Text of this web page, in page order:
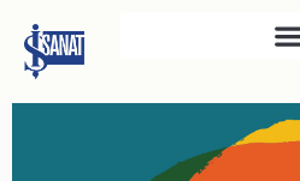
SAHNE SANATLARI